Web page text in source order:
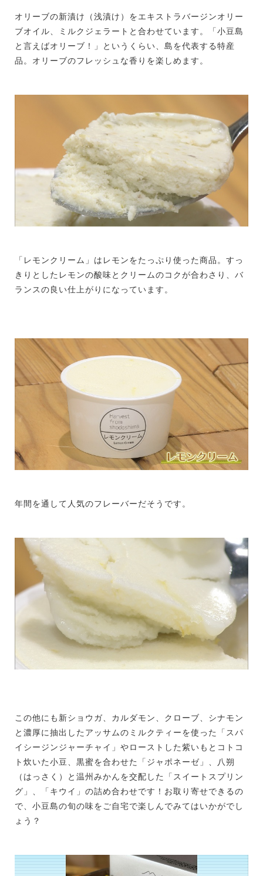
オリーブの新漬け（浅漬け）をエキストラバージンオリー
ブオイル、ミルクジェラートと合わせています。「小豆島
と言えばオリーブ！」というくらい、島を代表する特産
品。オリーブのフレッシュな香りを楽しめます。
「レモンクリーム」はレモンをたっぷり使った商品。すっ
きりとしたレモンの酸味とクリームのコクが合わさり、バ
ランスの良い仕上がりになっています。
年間を通して人気のフレーバーだそうです。
この他にも新ショウガ、カルダモン、クローブ、シナモン
と濃厚に抽出したアッサムのミルクティーを使った「スパ
イシージンジャーチャイ」やローストした紫いもとコトコ
ト炊いた小豆、黒蜜を合わせた「ジャポネーゼ」、八朔
（はっさく）と温州みかんを交配した「スイートスプリン
グ」、「キウイ」の詰め合わせです！お取り寄せできるの
で、小豆島の旬の味をご自宅で楽しんでみてはいかがでし
ょう？